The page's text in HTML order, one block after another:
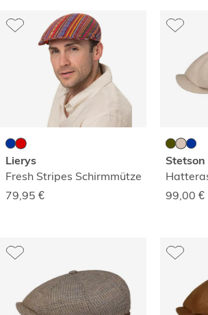
Lierys
Fresh Stripes Schirmmütze
79,95 €
Stetson
99,00 €